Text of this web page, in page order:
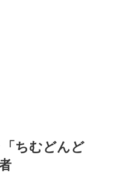
ちむどんど